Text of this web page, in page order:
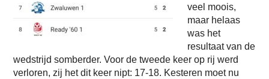
veel moois,
maar helaas
was het
resultaat van de
wedstrijd somberder. Voor de tweede keer op rij werd
verloren, zij het dit keer nipt: 17-18. Kesteren moet nu